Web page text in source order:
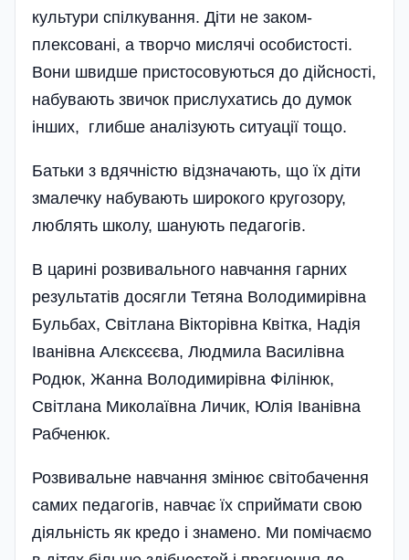
культури спілкування. Діти не заком­
плексовані, а творчо мислячі особистості.
Вони швидше пристосовуються до дійсності,
набувають звичок прислухатись до думок
інших, глибше аналізують ситуації тощо.
Батьки з вдячністю відзначають, що їх діти
змалечку набувають широкого кругозору,
люблять школу, шанують педагогів.
В царині розвивального навчання гарних
результатів досягли Тетяна Володимирівна
Бульбах, Світлана Вікторівна Квітка, Надія
Іванівна Алєксєєва, Людмила Василівна
Родюк, Жанна Володимирівна Філінюк,
Світлана Миколаївна Личик, Юлія Іванівна
Рабченюк.
Розвивальне навчання змінює світобачення
самих педагогів, навчає їх сприймати свою
діяльність як кредо і знамено. Ми помічаємо